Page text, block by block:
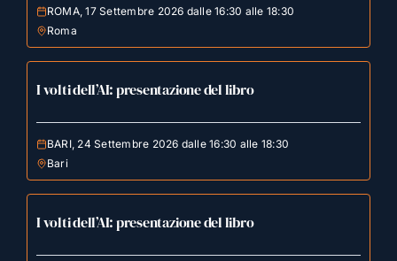
ROMA, 17 Settembre 2026 dalle 16:30 alle 18:30
Roma
I volti dell’AI: presentazione del libro
BARI, 24 Settembre 2026 dalle 16:30 alle 18:30
Bari
I volti dell’AI: presentazione del libro